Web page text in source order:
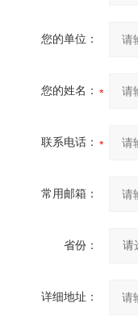
您的单位：
您的姓名：
联系电话：
常用邮箱：
省份：
详细地址：